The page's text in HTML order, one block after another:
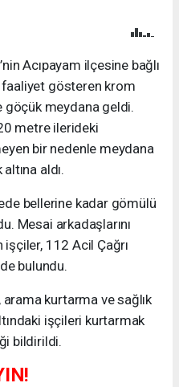
Acıpayam ilçesine bağlı
faaliyet gösteren krom
meydana geldi.
metre ilerideki
bir nedenle meydana
aldı.
bellerine kadar gömülü
Mesai arkadaşlarını
112 Acil Çağrı
bulundu.
kurtarma ve sağlık
işçileri kurtarmak
bildirildi.